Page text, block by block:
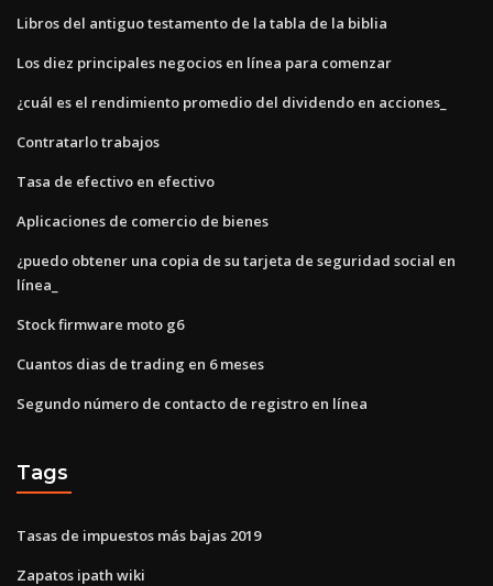
Libros del antiguo testamento de la tabla de la biblia
Los diez principales negocios en línea para comenzar
¿cuál es el rendimiento promedio del dividendo en acciones_
Contratarlo trabajos
Tasa de efectivo en efectivo
Aplicaciones de comercio de bienes
¿puedo obtener una copia de su tarjeta de seguridad social en
línea_
Stock firmware moto g6
Cuantos dias de trading en 6 meses
Segundo número de contacto de registro en línea
Tags
Tasas de impuestos más bajas 2019
Zapatos ipath wiki